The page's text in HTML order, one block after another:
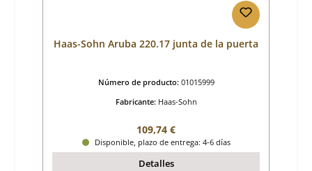
Haas-Sohn Aruba 220.17 junta de la puerta
Número de producto: 01015999
Fabricante: Haas-Sohn
Precio normal:
109,74 €
Disponible, plazo de entrega: 4-6 días
Detalles